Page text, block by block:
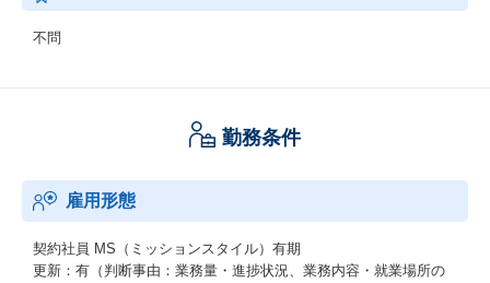
不問
勤務条件
雇用形態
契約社員 MS（ミッションスタイル）有期
更新：有（判断事由：業務量・進捗状況、業務内容・就業場所の